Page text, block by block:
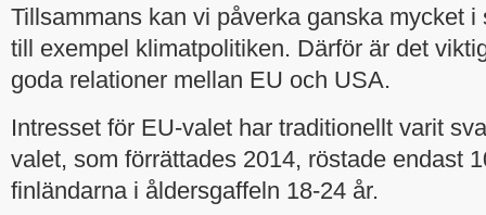
Tillsammans kan vi påverka ganska mycket i
till exempel klimatpolitiken. Därför är det
goda relationer mellan EU och USA.
Intresset för EU-valet har traditionellt varit
valet, som förrättades 2014, röstade endast
finländarna i åldersgaffeln 18-24 år.